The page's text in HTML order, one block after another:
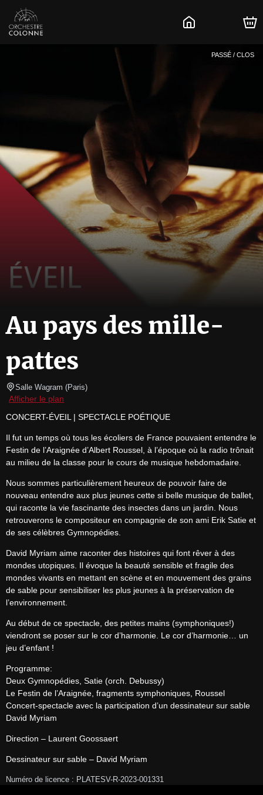
PASSÉ / CLOS
Au pays des mille-
pattes
Salle Wagram (Paris)
Afficher le plan
CONCERT-ÉVEIL | SPECTACLE POÉTIQUE
Il fut un temps où tous les écoliers de France pouvaient entendre le
Festin de l’Araignée d’Albert Roussel, à l’époque où la radio trônait
au milieu de la classe pour le cours de musique hebdomadaire.
Nous sommes particulièrement heureux de pouvoir faire de
nouveau entendre aux plus jeunes cette si belle musique de ballet,
qui raconte la vie fascinante des insectes dans un jardin. Nous
retrouverons le compositeur en compagnie de son ami Erik Satie et
de ses célèbres Gymnopédies.
David Myriam aime raconter des histoires qui font rêver à des
mondes utopiques. Il évoque la beauté sensible et fragile des
mondes vivants en mettant en scène et en mouvement des grains
de sable pour sensibiliser les plus jeunes à la préservation de
l’environnement.
Au début de ce spectacle, des petites mains (symphoniques!)
viendront se poser sur le cor d’harmonie. Le cor d’harmonie… un
jeu d’enfant !
Programme:
Deux Gymnopédies, Satie (orch. Debussy)
Le Festin de l’Araignée, fragments symphoniques, Roussel
Concert-spectacle avec la participation d’un dessinateur sur sable
David Myriam
Direction – Laurent Goossaert
Dessinateur sur sable – David Myriam
Numéro de licence : PLATESV-R-2023-001331